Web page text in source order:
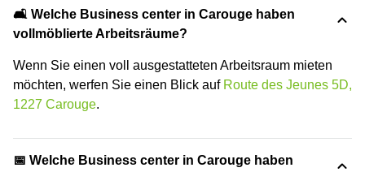
🛋️ Welche Business center in Carouge haben
vollmöblierte Arbeitsräume?
Wenn Sie einen voll ausgestatteten Arbeitsraum mieten
möchten, werfen Sie einen Blick auf Route des Jeunes 5D,
1227 Carouge.
📅 Welche Business center in Carouge haben